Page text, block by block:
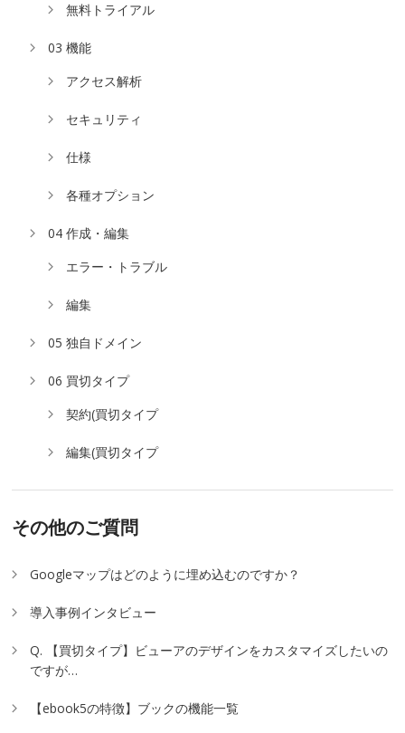
無料トライアル
03 機能
アクセス解析
セキュリティ
仕様
各種オプション
04 作成・編集
エラー・トラブル
編集
05 独自ドメイン
06 買切タイプ
契約(買切タイプ
編集(買切タイプ
その他のご質問
Googleマップはどのように埋め込むのですか？
導入事例インタビュー
Q. 【買切タイプ】ビューアのデザインをカスタマイズしたいの
ですが…
【ebook5の特徴】ブックの機能一覧